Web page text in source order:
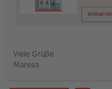
Viele Grüße
Maresa